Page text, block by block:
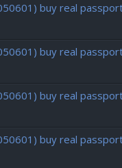
buy real
buy real
buy real
buy real